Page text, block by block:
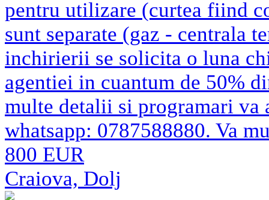
pentru utilizare (curtea fiind
sunt separate (gaz - centrala
inchirierii se solicita o luna
agentiei in cuantum de 50%
multe detalii si programari va
whatsapp: 0787588880. Va
800 EUR
Craiova, Dolj